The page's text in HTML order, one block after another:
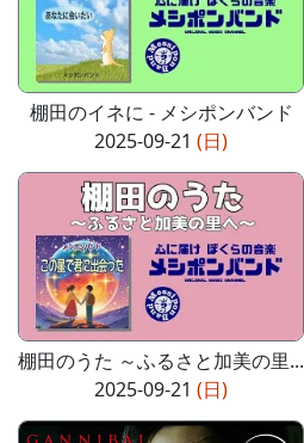
棚田のイネに - メシポンバンド
2025-09-21 (日)
棚田のうた ～ふるさと加美の里...
2025-09-21 (日)